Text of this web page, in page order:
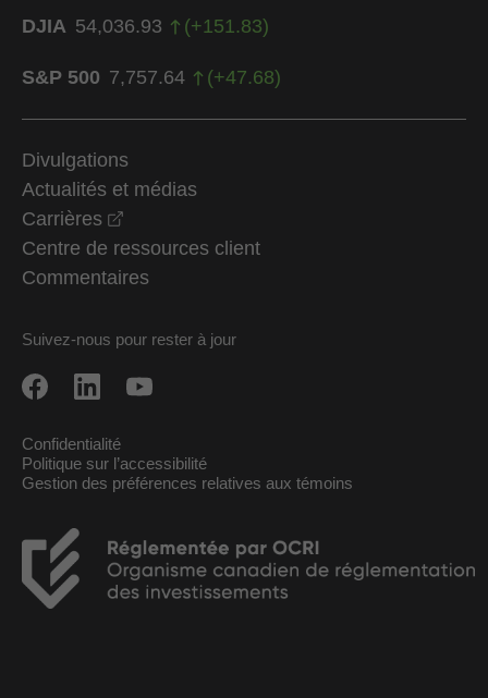
DJIA 54,036.93 (+151.83)
S&P 500 7,757.64 (+47.68)
Divulgations
Actualités et médias
Carrières
Centre de ressources client
Commentaires
Suivez-nous pour rester à jour
Confidentialité
Politique sur l’accessibilité
Gestion des préférences relatives aux témoins